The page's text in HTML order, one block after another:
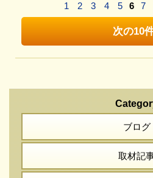
1 2 3 4 5 6 7
次の10
ブログ
取材記